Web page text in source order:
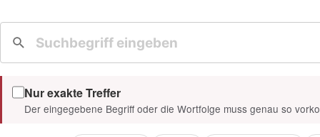
Nur exakte Treffer
Der eingegebene Begriff oder die Wortfolge muss genau so